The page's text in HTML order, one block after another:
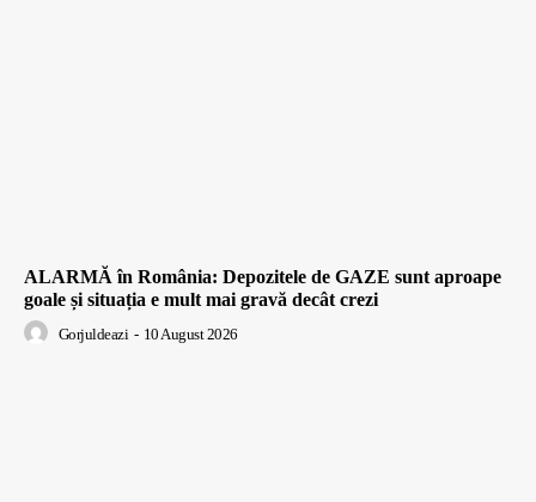
ALARMĂ în România: Depozitele de GAZE sunt aproape
goale și situația e mult mai gravă decât crezi
Gorjuldeazi - 10 August 2026